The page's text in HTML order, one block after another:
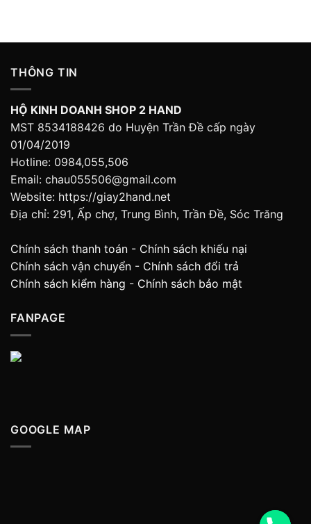
THÔNG TIN
HỘ KINH DOANH SHOP 2 HAND
MST 8534188426 do Huyện Trần Đề cấp ngày
01/04/2019
Hotline: 0984,055,506
Email: chau055506@gmail.com
Website: https://giay2hand.net
Địa chỉ: 291, Ấp chợ, Trung Bình, Trần Đề, Sóc Trăng
Chính sách thanh toán - Chính sách khiếu nại
Chính sách vận chuyển - Chính sách đổi trả
Chính sách kiểm hàng - Chính sách bảo mật
FANPAGE
GOOGLE MAP